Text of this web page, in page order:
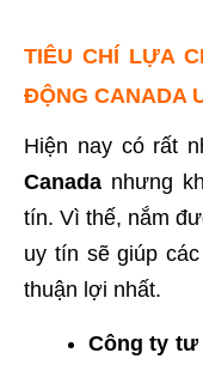
TIÊU CHÍ LỰA
ĐỘNG CANADA
Hiện nay có rất
Canada nhưng
tín. Vì thế, nắm
uy tín sẽ giúp
thuận lợi nhất.
Công ty tư